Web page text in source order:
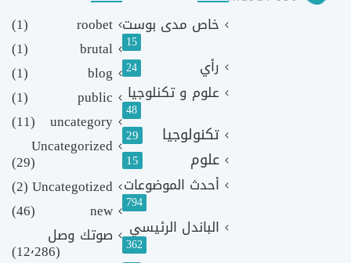
خاص مدى بوست
15
رأي 24
علوم و تكنلوجيا
48
تكنولوجيا 29
علوم 15
أحدث الموضوعات
794
الباندل الرئيسي
362
roobet
(1)
brutal
(1)
blog
(1)
public
(1)
uncategory
(11)
Uncategorized
(29)
Uncategotized
(2)
new
(46)
صوتك وصل
(12٬286)